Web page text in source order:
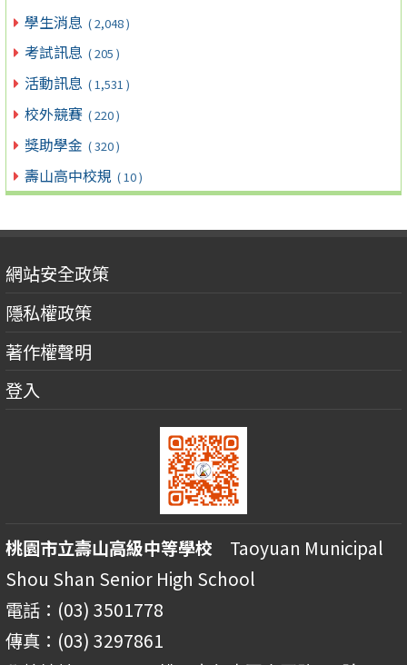
學生消息 ( 2,048 )
考試訊息 ( 205 )
活動訊息 ( 1,531 )
校外競賽 ( 220 )
獎助學金 ( 320 )
壽山高中校規 ( 10 )
網站安全政策
隱私權政策
著作權聲明
登入
桃園市立壽山高級中等學校 Taoyuan Municipal
Shou Shan Senior High School
電話：(03) 3501778
傳真：(03) 3297861